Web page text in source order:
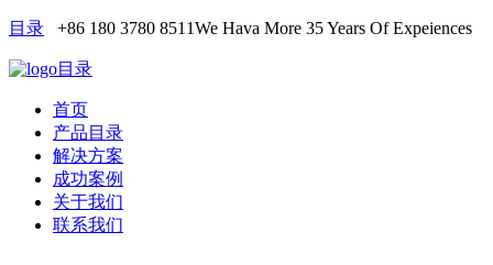
目录 +86 180 3780 8511We Hava More 35 Years Of Expeiences
目录
首页
产品目录
解决方案
成功案例
关于我们
联系我们